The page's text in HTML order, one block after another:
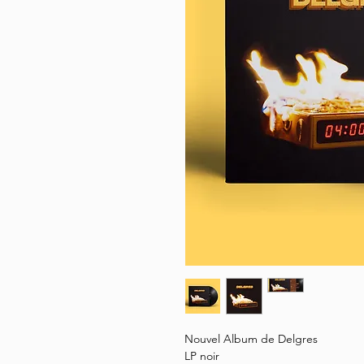
Nouvel Album de Delgres
LP noir